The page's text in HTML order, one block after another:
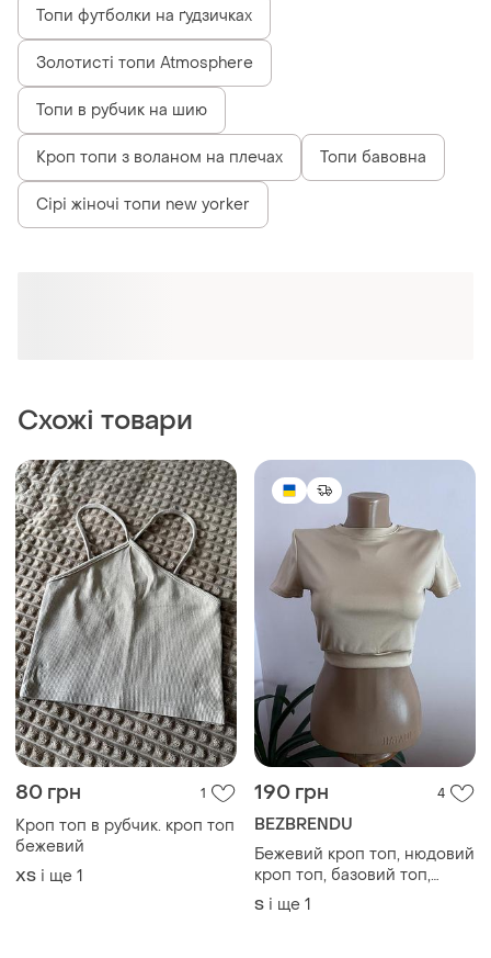
350 грн 0
Трендовий бежевий кроп-
топ в рубчик john galt s
S і ще 1
190 грн
200 грн
розпродаж до 09 серп
Shein
Топ бандо драпірований у
рубчик s-m бежевий/shein/.
S і ще 1